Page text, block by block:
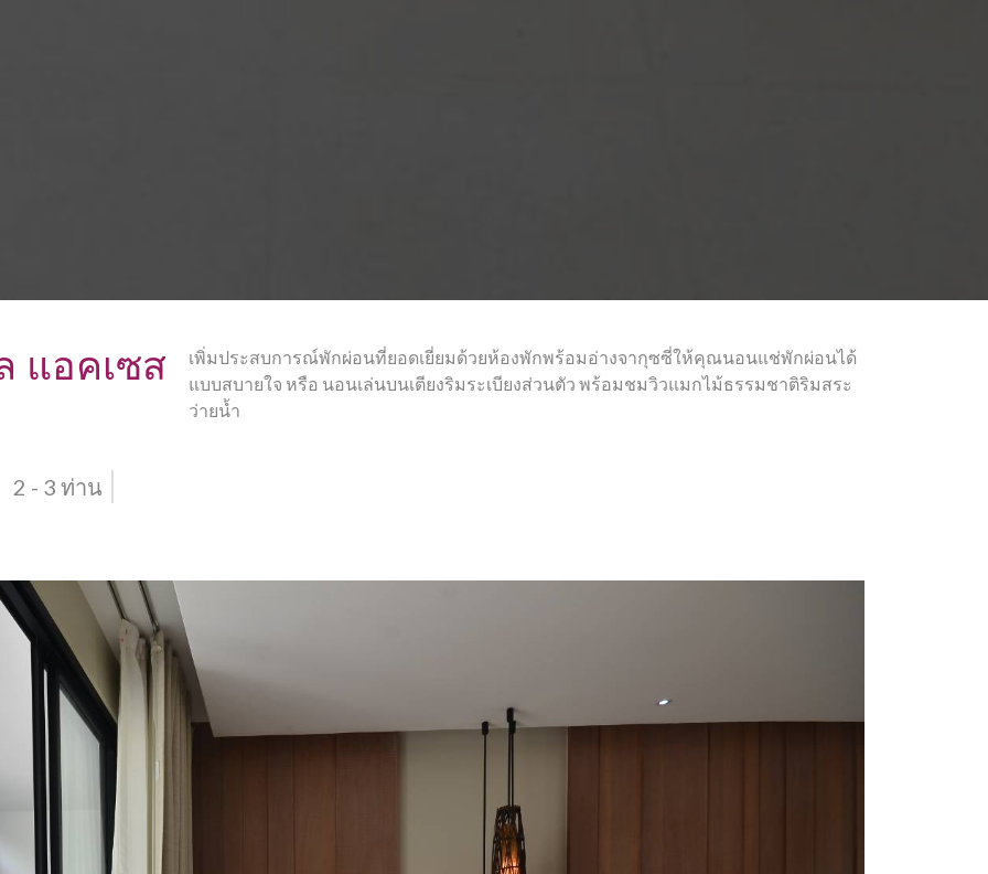
แอคเซส
2 - 3 ท่าน
เพิ่มประสบการณ์พักผ่อนที่ยอดเยี่ยมด้วยห้องพักพร้อมอ่างจากุซซี่ให้คุณนอนแช่พักผ่อนได้
แบบสบายใจ หรือ นอนเล่นบนเตียงริมระเบียงส่วนตัว พร้อมชมวิวแมกไม้ธรรมชาติริมสระ
ว่ายน้ำ